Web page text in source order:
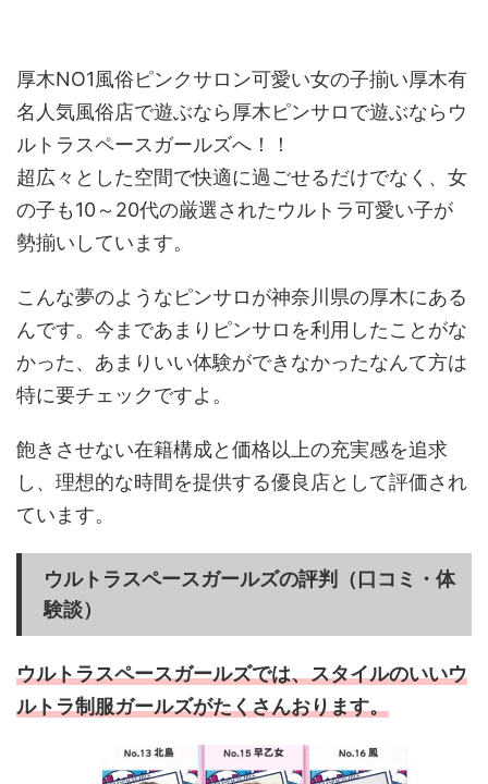
厚木NO1風俗ピンクサロン可愛い女の子揃い厚木有
名人気風俗店で遊ぶなら厚木ピンサロで遊ぶならウ
ルトラスペースガールズへ！！
超広々とした空間で快適に過ごせるだけでなく、女
の子も10～20代の厳選されたウルトラ可愛い子が
勢揃いしています。
こんな夢のようなピンサロが神奈川県の厚木にある
んです。今まであまりピンサロを利用したことがな
かった、あまりいい体験ができなかったなんて方は
特に要チェックですよ。
飽きさせない在籍構成と価格以上の充実感を追求
し、理想的な時間を提供する優良店として評価され
ています。
ウルトラスペースガールズの評判（口コミ・体
験談）
ウルトラスペースガールズでは、スタイルのいいウ
ルトラ制服ガールズがたくさんおります。